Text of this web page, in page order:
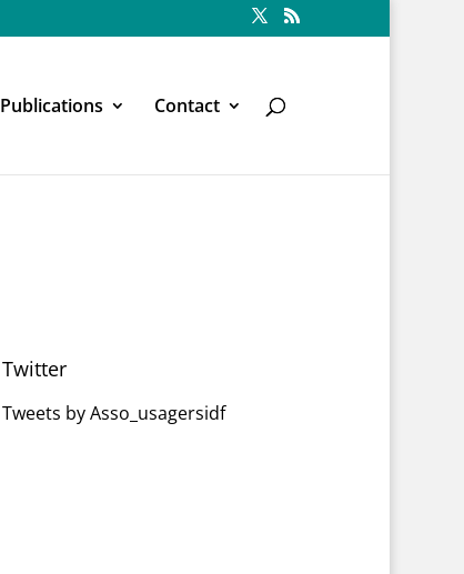
Publications Contact
Twitter
Tweets by Asso_usagersidf